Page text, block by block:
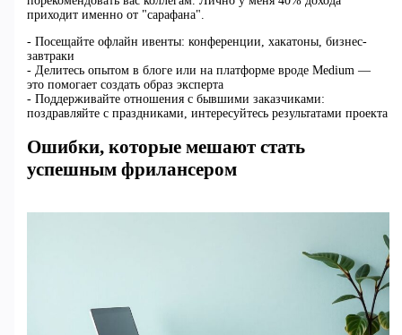
приходит именно от "сарафана".
- Посещайте офлайн ивенты: конференции, хакатоны, бизнес-
завтраки
- Делитесь опытом в блоге или на платформе вроде Medium —
это помогает создать образ эксперта
- Поддерживайте отношения с бывшими заказчиками:
поздравляйте с праздниками, интересуйтесь результатами проекта
Ошибки, которые мешают стать
успешным фрилансером